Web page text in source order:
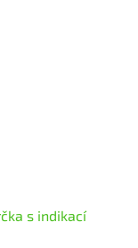
s indikací